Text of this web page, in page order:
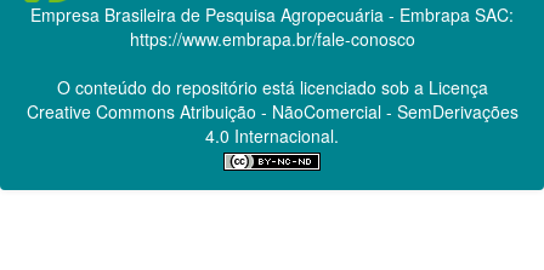
Empresa Brasileira de Pesquisa Agropecuária - Embrapa SAC:
https://www.embrapa.br/fale-conosco
O conteúdo do repositório está licenciado sob a Licença
Creative CommonsAtribuição - NãoComercial - SemDerivações
4.0 Internacional.